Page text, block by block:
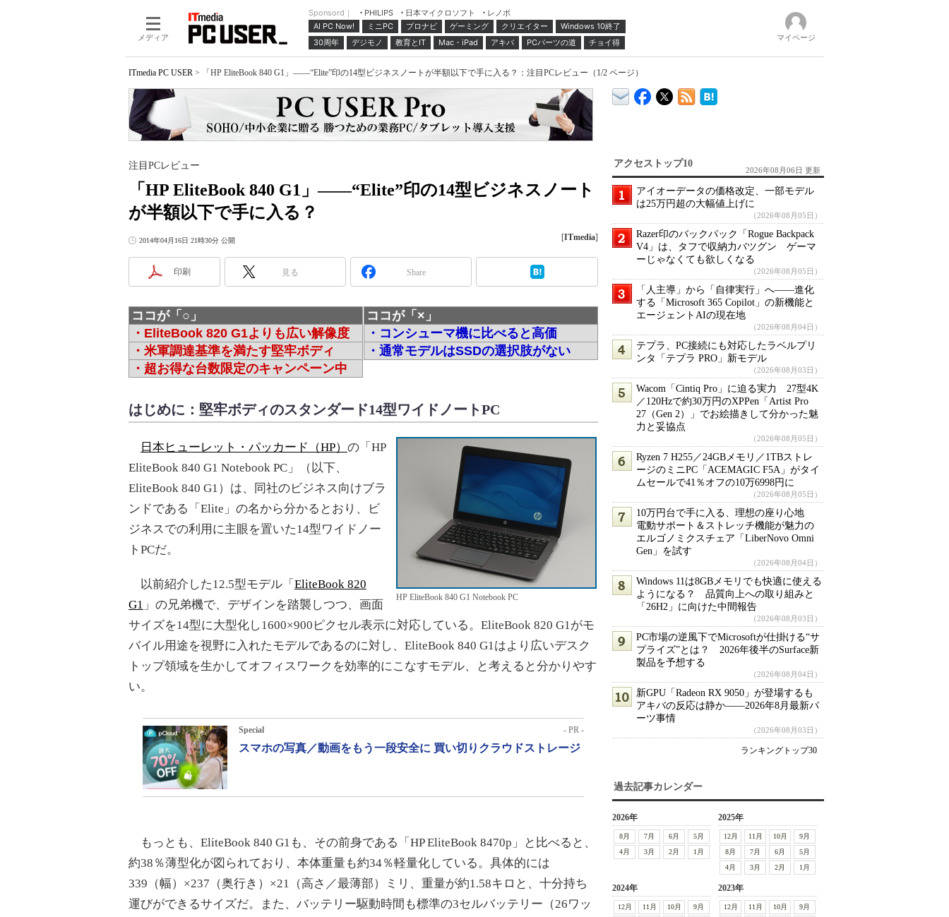
メディア
Sponsord｜ PHILIPS 日本マイクロソフト
レノボ
AI PC Now!
ミニPC プロナビ ゲーミング クリエイター
Windows 10終了
30周年
デジモノ 教育とIT Mac・iPad アキバ PCパーツの道 チョイ得 マイページ
ITmedia PC USER > 「HP EliteBook 840 G1」――“Elite”印の14型ビジネスノートが半額以下で手に入る？：注目PCレビュー（1/2 ページ）
「HP EliteBook 840 G1」――“Elite”印の14型ビジネスノート
が半額以下で手に入る？
注目PCレビュー
2014年04月16日 21時30分 公開 [ITmedia]
印刷 見る Share
ココが「○」
・EliteBook 820 G1よりも広い解像度
・米軍調達基準を満たす堅牢ボディ
・超お得な台数限定のキャンペーン中
ココが「×」
・コンシューマ機に比べると高価
・通常モデルはSSDの選択肢がない
はじめに：堅牢ボディのスタンダード14型ワイドノートPC
HP EliteBook 840 G1 Notebook PC
日本ヒューレット・パッカード（HP） の「HP
EliteBook 840 G1 Notebook PC」（以下、
EliteBook 840 G1）は、同社のビジネス向けブラ
ンドである「Elite」の名から分かるとおり、ビ
ジネスでの利用に主眼を置いた14型ワイドノー
トPCだ。
以前紹介した12.5型モデル「 EliteBook 820
G1 」の兄弟機で、デザインを踏襲しつつ、画面
サイズを14型に大型化し1600×900ピクセル表示に対応している。EliteBook 820 G1がモ
バイル用途を視野に入れたモデルであるのに対し、EliteBook 840 G1はより広いデスク
トップ領域を生かしてオフィスワークを効率的にこなすモデル、と考えると分かりやす
い。
Special - PR -
スマホの写真／動画をもう一段安全に 買い切りクラウドストレージ
もっとも、EliteBook 840 G1も、その前身である「HP EliteBook 8470p」と比べると、
約38％薄型化が図られており、本体重量も約34％軽量化している。具体的には
339（幅）×237（奥行き）×21（高さ／最薄部）ミリ、重量が約1.58キロと、十分持ち
運びができるサイズだ。また、バッテリー駆動時間も標準の3セルバッテリー（26ワッ
アクセストップ10
2026年08月06日 更新
アイオーデータの価格改定、一部モデル
は25万円超の大幅値上げに
（2026年08月05日）
Razer印のバックパック「Rogue Backpack
V4」は、タフで収納力バツグン ゲーマ
ーじゃなくても欲しくなる
（2026年08月05日）
「人主導」から「自律実行」へ――進化
する「Microsoft 365 Copilot」の新機能と
エージェントAIの現在地
（2026年08月04日）
テプラ、PC接続にも対応したラベルプリ
ンタ「テプラ PRO」新モデル
（2026年08月03日）
Wacom「Cintiq Pro」に迫る実力 27型4K
／120Hzで約30万円のXPPen「Artist Pro
27（Gen 2）」でお絵描きして分かった魅
力と妥協点
（2026年08月05日）
Ryzen 7 H255／24GBメモリ／1TBストレ
ージのミニPC「ACEMAGIC F5A」がタイ
ムセールで41％オフの10万6998円に
（2026年08月05日）
10万円台で手に入る、理想の座り心地
電動サポート＆ストレッチ機能が魅力の
エルゴノミクスチェア「LiberNovo Omni
Gen」を試す
（2026年08月04日）
Windows 11は8GBメモリでも快適に使える
ようになる？ 品質向上への取り組みと
「26H2」に向けた中間報告
（2026年08月03日）
PC市場の逆風下でMicrosoftが仕掛ける“サ
プライズ”とは？ 2026年後半のSurface新
製品を予想する
（2026年08月04日）
新GPU「Radeon RX 9050」が登場するも
アキバの反応は静か――2026年8月最新パ
ーツ事情
（2026年08月03日）
ランキングトップ30
過去記事カレンダー
2026年
8月 7月 6月
5月
4月
3月 2月 1月
2025年
12月 11月 10月
9月
8月
7月 6月
5月
4月
3月 2月 1月
2024年
12月 11月 10月
9月
2023年
12月 11月 10月
9月